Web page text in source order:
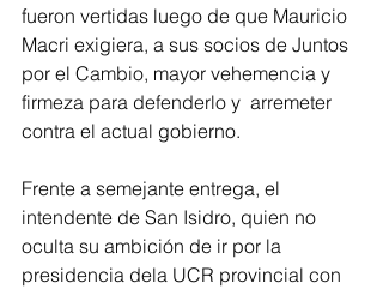
fueron vertidas luego de que Mauricio
Macri exigiera, a sus socios de Juntos
por el Cambio, mayor vehemencia y
firmeza para defenderlo y  arremeter
contra el actual gobierno.
Frente a semejante entrega, el
intendente de San Isidro, quien no
oculta su ambición de ir por la
presidencia dela UCR provincial con